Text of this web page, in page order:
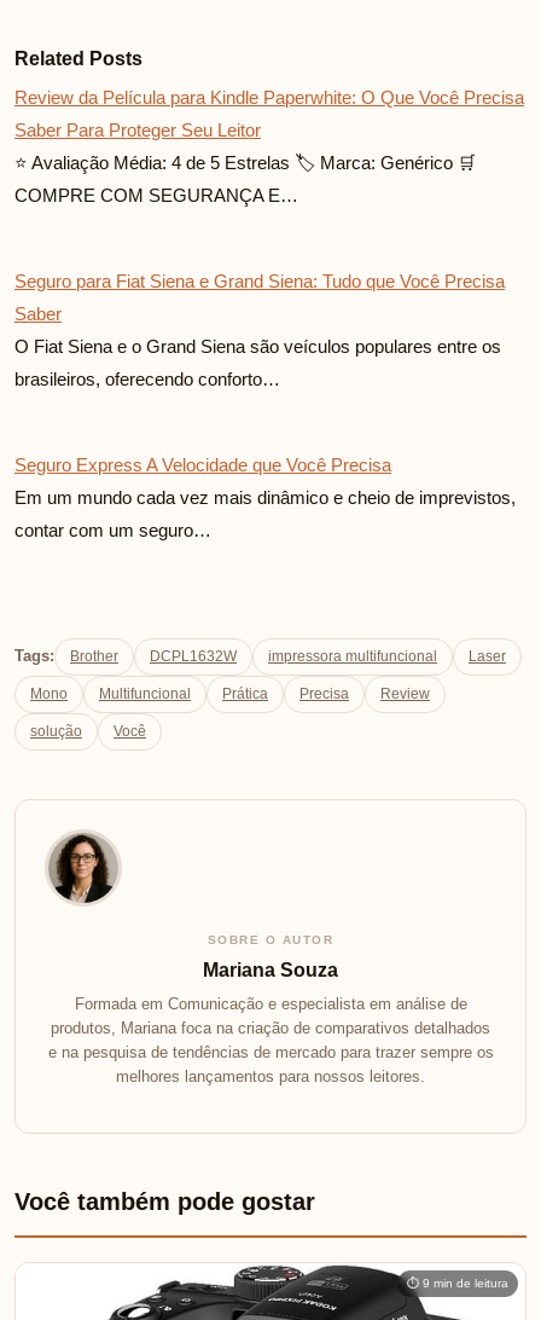
Related Posts
Review da Película para Kindle Paperwhite: O Que Você Precisa
Saber Para Proteger Seu Leitor
⭐ Avaliação Média: 4 de 5 Estrelas 🏷️ Marca: Genérico 🛒
COMPRE COM SEGURANÇA E…
Seguro para Fiat Siena e Grand Siena: Tudo que Você Precisa
Saber
O Fiat Siena e o Grand Siena são veículos populares entre os
brasileiros, oferecendo conforto…
Seguro Express A Velocidade que Você Precisa
Em um mundo cada vez mais dinâmico e cheio de imprevistos,
contar com um seguro…
Tags: Brother DCPL1632W impressora multifuncional Laser
Mono Multifuncional Prática Precisa Review
solução Você
SOBRE O AUTOR
Mariana Souza
Formada em Comunicação e especialista em análise de
produtos, Mariana foca na criação de comparativos detalhados
e na pesquisa de tendências de mercado para trazer sempre os
melhores lançamentos para nossos leitores.
Você também pode gostar
⏱ 9 min de leitura